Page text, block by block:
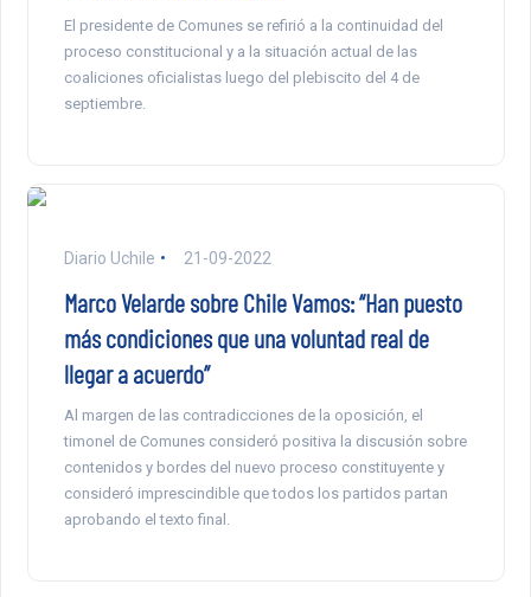
El presidente de Comunes se refirió a la continuidad del
proceso constitucional y a la situación actual de las
coaliciones oficialistas luego del plebiscito del 4 de
septiembre.
Diario Uchile 21-09-2022
Marco Velarde sobre Chile Vamos: “Han puesto
más condiciones que una voluntad real de
llegar a acuerdo”
Al margen de las contradicciones de la oposición, el
timonel de Comunes consideró positiva la discusión sobre
contenidos y bordes del nuevo proceso constituyente y
consideró imprescindible que todos los partidos partan
aprobando el texto final.